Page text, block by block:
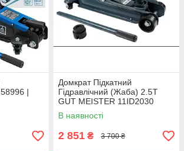
58996 |
Домкрат Підкатний
Гідравлічний (Жаба) 2.5T
GUT MEISTER 11ID2030
GMLuxPrice
В наявності
2 851 ₴ 3 700 ₴